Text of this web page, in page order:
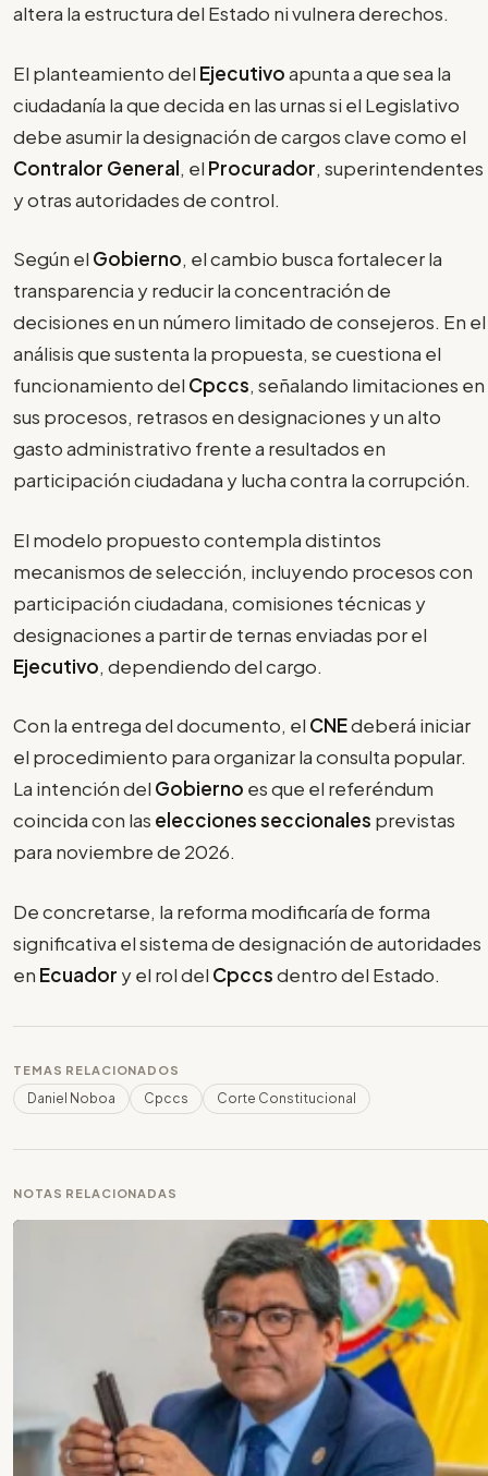
altera la estructura del Estado ni vulnera derechos.
El planteamiento del Ejecutivoapunta a que sea la
ciudadanía la que decida en las urnas si el Legislativo
debe asumir la designación de cargos clave como el
Contralor General, el Procurador, superintendentes
y otras autoridades de control.
Según el Gobierno, el cambio busca fortalecer la
transparencia y reducir la concentración de
decisiones en un número limitado de consejeros. En el
análisis que sustenta la propuesta, se cuestiona el
funcionamiento del Cpccs, señalando limitaciones en
sus procesos, retrasos en designaciones y un alto
gasto administrativo frente a resultados en
participación ciudadana y lucha contra la corrupción.
El modelo propuesto contempla distintos
mecanismos de selección, incluyendo procesos con
participación ciudadana, comisiones técnicas y
designaciones a partir de ternas enviadas por el
Ejecutivo, dependiendo del cargo.
Con la entrega del documento, el CNEdeberá iniciar
el procedimiento para organizar la consulta popular.
La intención del Gobierno es que el referéndum
coincida con las elecciones seccionales previstas
para noviembre de 2026.
De concretarse, la reforma modificaría de forma
significativa el sistema de designación de autoridades
en Ecuador y el rol del Cpccsdentro del Estado.
TEMAS RELACIONADOS
Daniel Noboa Cpccs Corte Constitucional
NOTAS RELACIONADAS